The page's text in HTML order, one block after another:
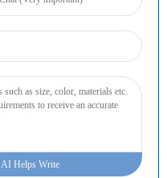
AI Helps Write